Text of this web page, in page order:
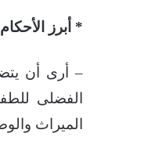
* أبرز
– أرى أن
الفضلى
الميراث